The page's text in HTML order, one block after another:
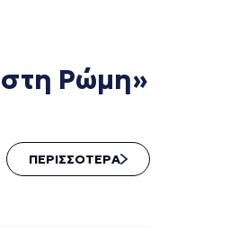
Ρώμη»
ΠΕΡΙΣΣΟΤΕΡΑ